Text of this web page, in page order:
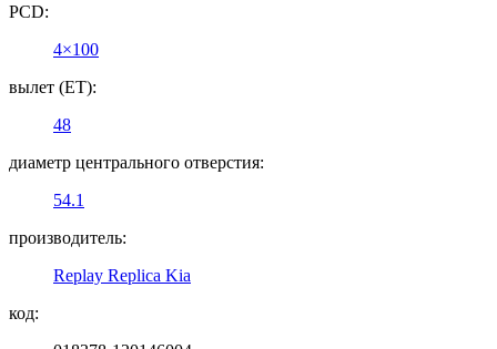
PCD:
4×100
вылет (ET):
48
диаметр центрального отверстия:
54.1
производитель:
Replay Replica Kia
код: